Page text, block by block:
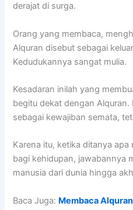
derajat di surga.
Orang yang membaca,
Alquran disebut sebagai
Kedudukannya sangat mulia.
Kesadaran inilah yang
begitu dekat dengan
sebagai kewajiban semata,
Karena itu, ketika ditanya
bagi kehidupan, jawabannya
manusia dari dunia hingga
Baca Juga: Membaca